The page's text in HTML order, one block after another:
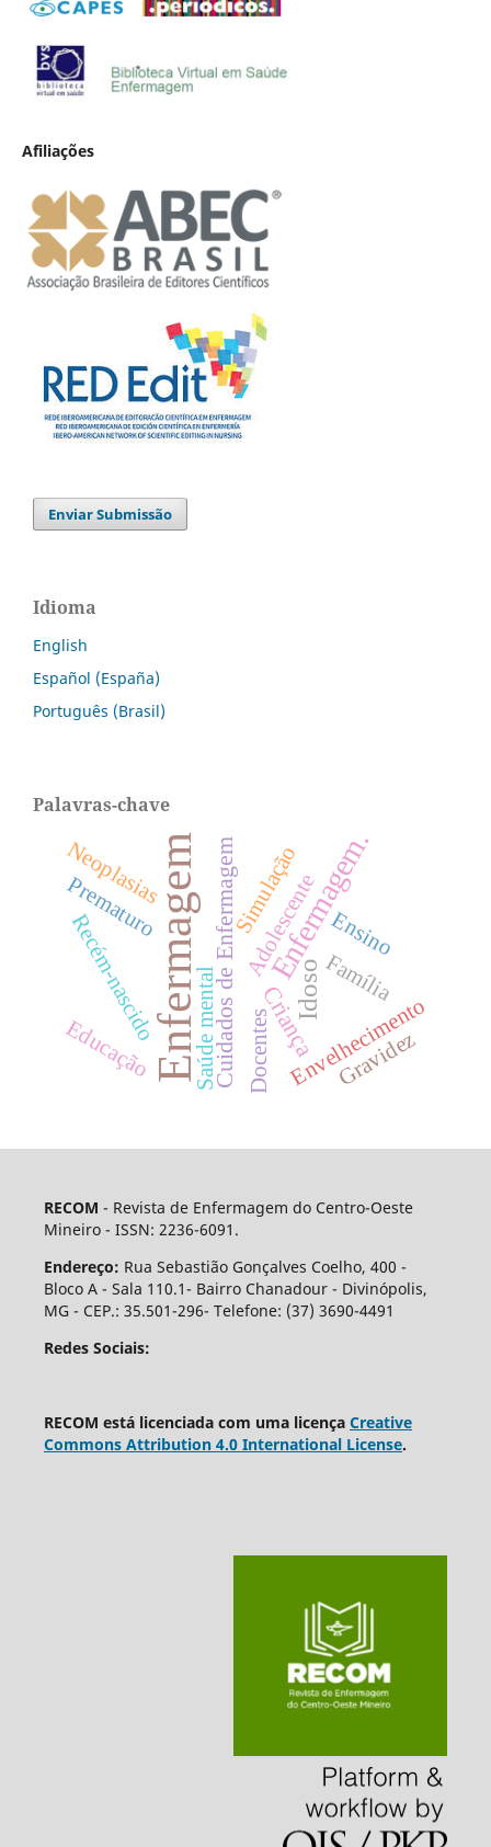
Afiliações
Enviar Submissão
Idioma
English
Español (España)
Português (Brasil)
Palavras-chave
Enfermagem Enfermagem.
Idoso
Cuidados de Enfermagem CriançaEnvelhecimento
AdolescenteFamília
Ensino
Recém-nascido
Neoplasias
Saúde mental Docentes
Prematuro
Educação Gravidez
Simulação
RECOM - Revista de Enfermagem do Centro-Oeste
Mineiro - ISSN: 2236-6091.
Endereço: Rua Sebastião Gonçalves Coelho, 400 -
Bloco A - Sala 110.1- Bairro Chanadour - Divinópolis,
MG - CEP.: 35.501-296- Telefone: (37) 3690-4491
Redes Sociais:
RECOM está licenciada com uma licença Creative
Commons Attribution 4.0 International License.